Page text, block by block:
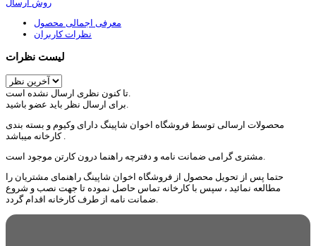
روش ارسال
معرفی اجمالی محصول
نظرات کاربران
لیست نظرات
محصولات ارسالی توسط فروشگاه اخوان شاپینگ دارای وکیوم و بسته بندی
کارخانه میباشد .
حتما پس از تحویل محصول از فروشگاه اخوان شاپینگ راهنمای مشتریان را
مطالعه نمائید ، سپس با کارخانه تماس حاصل نموده تا جهت نصب و شروع